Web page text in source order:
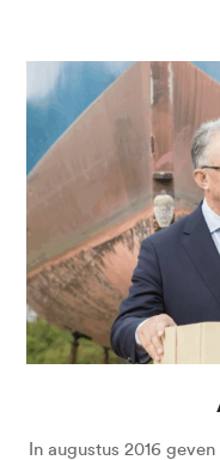
In augustus 2016